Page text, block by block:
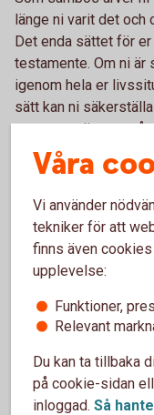
länge ni varit det och
Det enda sättet för
testamente. Om ni är
igenom hela er
sätt kan ni
separera eller om
Mall för
rådgivning?
online? Eller få
skriva avtalet
kund hos oss får
Lexly till
Våra
Vi använder
tekniker för att
finns även
upplevelse:
Funktioner,
Relevant
Du kan ta tillbaka
på cookie-sidan
inloggad. Så